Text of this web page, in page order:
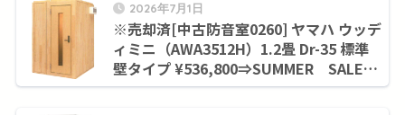
2026年7月1日
※売却済[中古防音室0260] ヤマハ ウッデ
ィミニ（AWA3512H）1.2畳 Dr-35 標準
壁タイプ ¥536,800⇒SUMMER SALE！
９月末まで¥430,100